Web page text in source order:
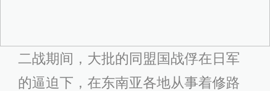
二战期间，大批的同盟国战俘在日军
的逼迫下，在东南亚各地从事着修路